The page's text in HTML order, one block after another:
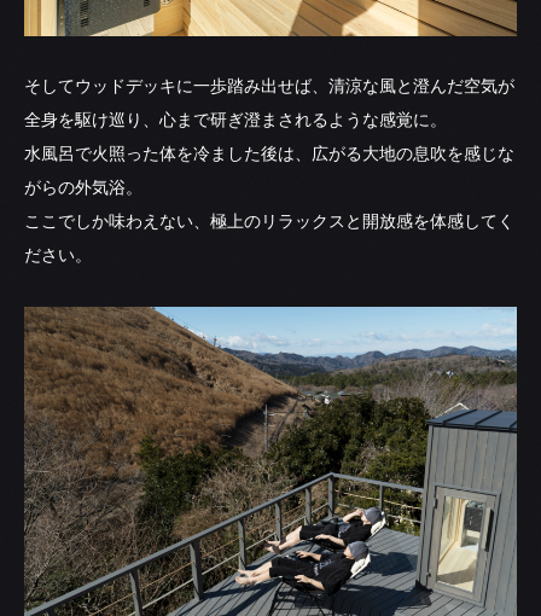
そしてウッドデッキに一歩踏み出せば、清涼な風と澄んだ空気が
全身を駆け巡り、心まで研ぎ澄まされるような感覚に。
水風呂で火照った体を冷ました後は、広がる大地の息吹を感じな
がらの外気浴。
ここでしか味わえない、極上のリラックスと開放感を体感してく
ださい。